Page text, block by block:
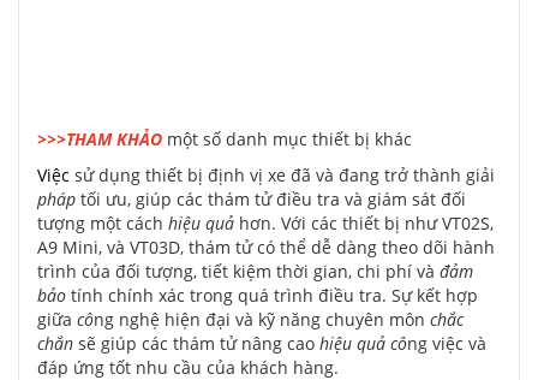
>>>THAM KHẢO một số danh mục thiết bị khác
Việc sử dụng thiết bị định vị xe đã và đang trở thành giải
pháp tối ưu, giúp các thám tử điều tra và giám sát đối
tượng một cách hiệu quả hơn. Với các thiết bị như VT02S,
A9 Mini, và VT03D, thám tử có thể dễ dàng theo dõi hành
trình của đối tượng, tiết kiệm thời gian, chi phí và đảm
bảo tính chính xác trong quá trình điều tra. Sự kết hợp
giữa công nghệ hiện đại và kỹ năng chuyên môn chắc
chắn sẽ giúp các thám tử nâng cao hiệu quả công việc và
đáp ứng tốt nhu cầu của khách hàng.